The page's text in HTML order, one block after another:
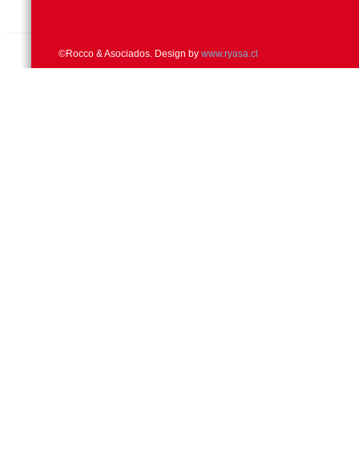
©Rocco & Asociados. Design by www.ryasa.cl